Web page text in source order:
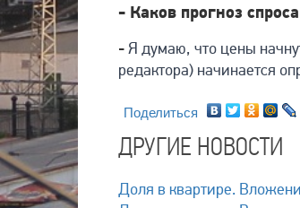
- Каков прогноз
-Я думаю, что цены
редактора) начинается
Поделиться
ДРУГИЕ НОВОСТИ
Доля в квартире.